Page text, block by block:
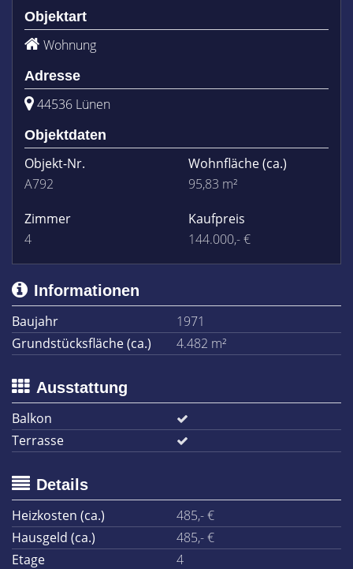
Objektart
Wohnung
Adresse
44536 Lünen
Objektdaten
Objekt-Nr.
A792
Wohnfläche(ca.)
95,83 m²
Zimmer
4
Kaufpreis
144.000,- €
Informationen
Baujahr
1971
Grundstücksfläche (ca.)
4.482 m²
Ausstattung
Balkon
Terrasse
Details
Heizkosten (ca.)
485,- €
Hausgeld (ca.)
485,- €
Etage
4